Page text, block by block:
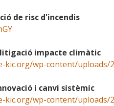
de risc d'incendis
impacte climàtic
kic.org/wp-content/
i canvi sistèmic
kic.org/wp-content/uploads/